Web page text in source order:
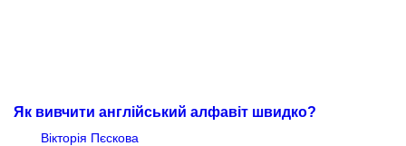
Як вивчити англійський алфавіт швидко?
Вікторія Пєскова